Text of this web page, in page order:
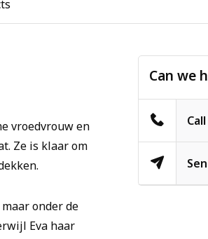
vroedvrouw en
Ze is klaar om
onder de
Eva haar
Can we